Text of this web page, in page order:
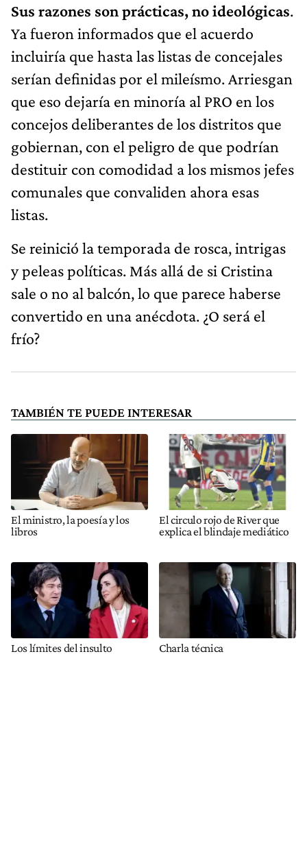
Sus razones son prácticas, no ideológicas.
Ya fueron informados que el acuerdo
incluiría que hasta las listas de concejales
serían definidas por el mileísmo. Arriesgan
que eso dejaría en minoría al PRO en los
concejos deliberantes de los distritos que
gobiernan, con el peligro de que podrían
destituir con comodidad a los mismos jefes
comunales que convaliden ahora esas
listas.
Se reinició la temporada de rosca, intrigas
y peleas políticas. Más allá de si Cristina
sale o no al balcón, lo que parece haberse
convertido en una anécdota. ¿O será el
frío?
TAMBIÉN TE PUEDE INTERESAR
El ministro, la poesía y los
libros
El circulo rojo de River que
explica el blindaje mediático
Los límites del insulto Charla técnica